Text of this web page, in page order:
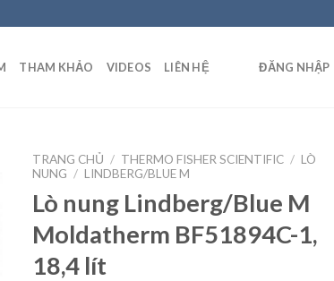
THAM KHẢO VIDEOS LIÊN HỆ ĐĂNG NHẬP
TRANG CHỦ / THERMO FISHER SCIENTIFIC / LÒ
NUNG / LINDBERG/BLUE M
Lò nung Lindberg/Blue M
Moldatherm BF51894C-1,
18,4 lít